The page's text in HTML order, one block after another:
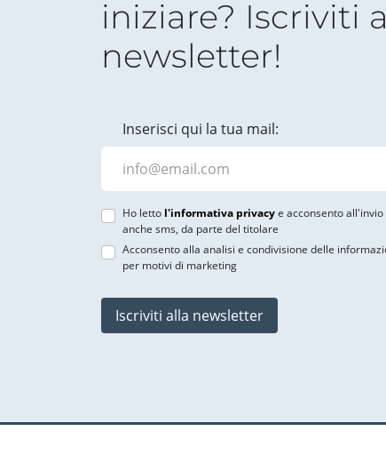
iniziare? Iscriviti
newsletter!
Inserisci qui la tua mail:
Ho letto l'informativa privacye acconsento
anche sms, da parte del titolare
Acconsento alla analisi e condivisione delle
per motivi di marketing
Iscriviti alla newsletter